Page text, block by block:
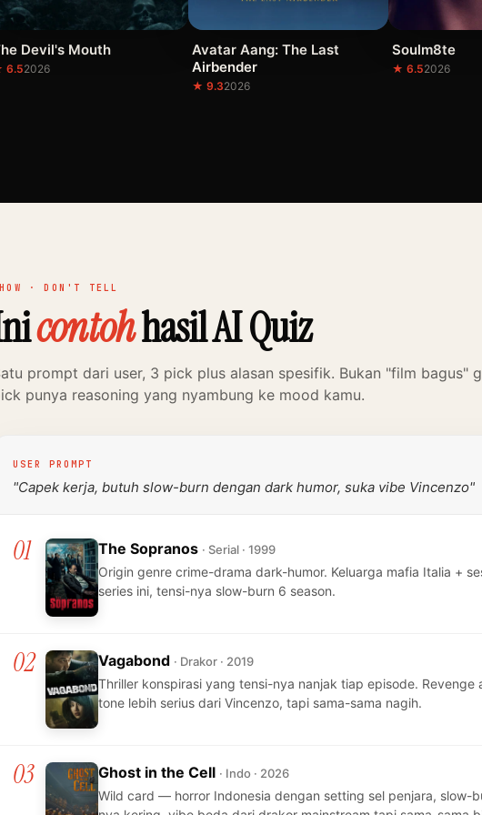
Devil's Mouth
6.52026
Avatar Aang: The Last
Airbender
★ 9.32026
Soulm8te
★ 6.52026
· DON'T TELL
contohhasil AI Quiz
prompt dari user, 3 pick plus alasan spesifik. Bukan "film bagus"
punya reasoning yang nyambung ke mood kamu.
USER PROMPT
"Capek kerja, butuh slow-burn dengan dark humor, suka vibe Vincenzo"
01 The Sopranos · Serial · 1999
Origin genre crime-drama dark-humor. Keluarga mafia Italia +
series ini, tensi-nya slow-burn 6 season.
02 Vagabond · Drakor · 2019
Thriller konspirasi yang tensi-nya nanjak tiap episode.
tone lebih serius dari Vincenzo, tapi sama-sama nagih.
03 Ghost in the Cell · Indo · 2026
Wild card — horror Indonesia dengan setting sel penjara, slow-